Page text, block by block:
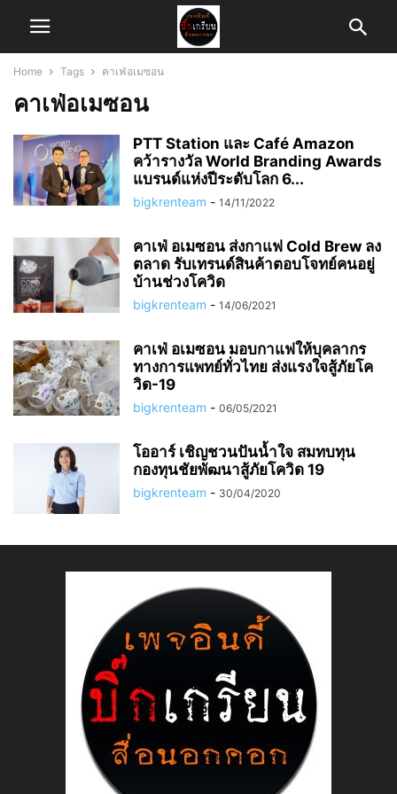
Home Tags คาเฟ่อเมซอน
คาเฟ่อเมซอน
PTT Station และ Café Amazon
คว้ารางวัล World Branding Awards
แบรนด์แห่งปีระดับโลก 6...
bigkrenteam - 14/11/2022
คาเฟ่ อเมซอน ส่งกาแฟ Cold Brew ลง
ตลาด รับเทรนด์สินค้าตอบโจทย์คนอยู่
บ้านช่วงโควิด
bigkrenteam - 14/06/2021
คาเฟ่ อเมซอน มอบกาแฟให้บุคลากร
ทางการแพทย์ทั่วไทย ส่งแรงใจสู้ภัยโค
วิด-19
bigkrenteam - 06/05/2021
โออาร์ เชิญชวนปันน้ำใจ สมทบทุน
กองทุนชัยพัฒนาสู้ภัยโควิด 19
bigkrenteam - 30/04/2020